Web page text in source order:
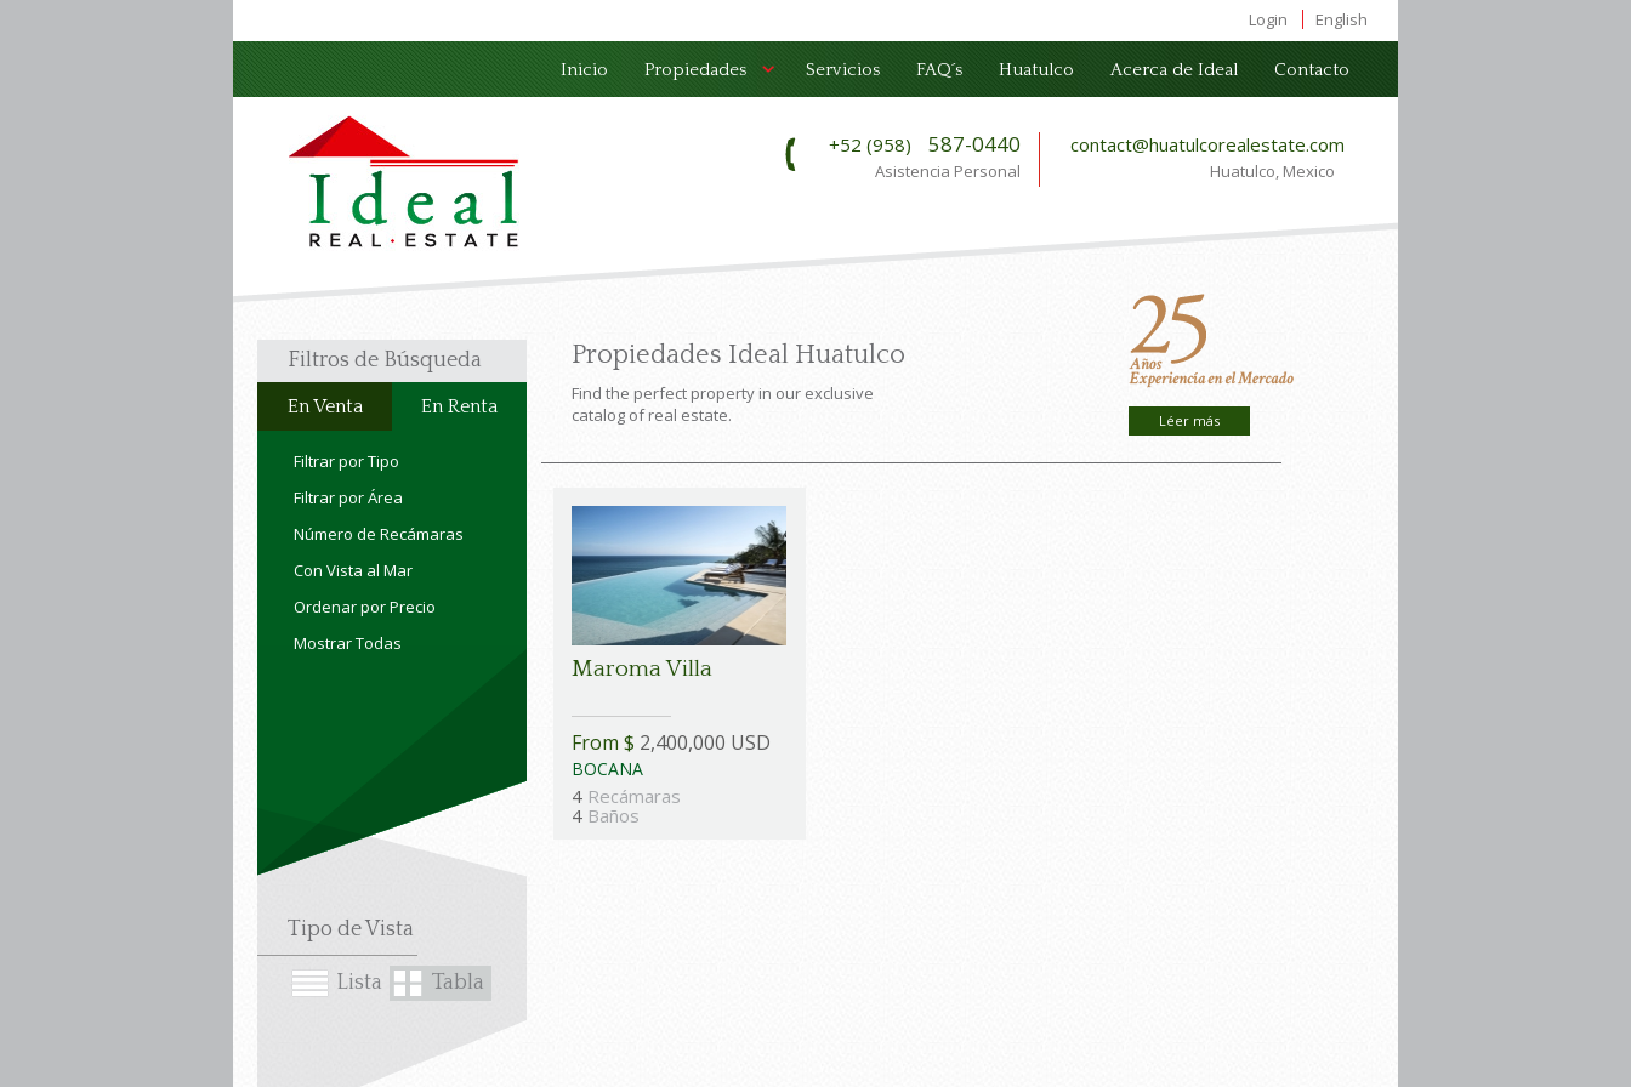
English
Login
Inicio Propiedades Servicios FAQ´s Huatulco Acerca de Ideal Contacto
contact@huatulcorealestate.com
Huatulco, Mexico
+52 (958) 587-0440
Asistencia Personal
Filtros de Búsqueda
En Venta En Renta
Filtrar por Tipo
Filtrar por Área
Número de Recámaras
Con Vista al Mar
Ordenar por Precio
Mostrar Todas
Tipo de Vista
Lista Tabla
Léer más
Propiedades Ideal Huatulco
Find the perfect property in our exclusive
catalog of real estate.
Maroma Villa
From $ 2,400,000 USD
BOCANA
4 Recámaras
4 Baños